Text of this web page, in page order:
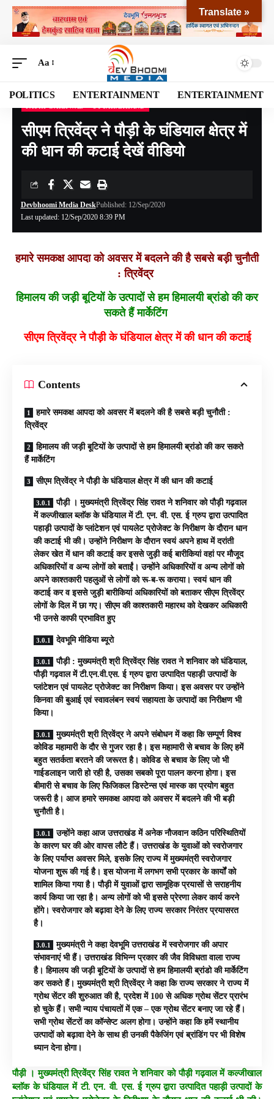
Aa
POLITICS ENTERTAINMENT ENTERTAINMENT
Devbhoomi Media>Blog>NATIONAL>UTTARAKHAND> PAURI GARHWAL
सीएम त्रिवेंद्र ने पौड़ी के घंडियाल क्षेत्र में
की धान की कटाई देखें वीडियो
Last updated: 12/Sep/2020 8:39 PM
Devbhoomi Media DeskPublished: 12/Sep/2020
हमारे समकक्ष आपदा को अवसर में बदलने की है सबसे बड़ी चुनौती
: त्रिवेंद्र
हिमालय की जड़ी बूटियों के उत्पादों से हम हिमालयी ब्रांडो की कर
सकते हैं मार्केटिंग
सीएम त्रिवेंद्र ने पौड़ी के घंडियाल क्षेत्र में की धान की कटाई
Contents
हमारे समकक्ष आपदा को अवसर में बदलने की है सबसे बड़ी चुनौती :
त्रिवेंद्र
हिमालय की जड़ी बूटियों के उत्पादों से हम हिमालयी ब्रांडो की कर सकते
हैं मार्केटिंग
सीएम त्रिवेंद्र ने पौड़ी के घंडियाल क्षेत्र में की धान की कटाई
पौड़ी । मुख्यमंत्री त्रिवेंद्र सिंह रावत ने शनिवार को पौड़ी गढ़वाल
में कल्जीखाल ब्लाॅक के घंडियाल में टी. एन. वी. एस. ई ग्रुप द्वारा उत्पादित
पहाड़ी उत्पादों के प्लांटेशन एवं पायलेट प्रोजेक्ट के निरीक्षण के दौरान धान
की कटाई भी की। उन्होंने निरीक्षण के दौरान स्वयं अपने हाथ में दरांती
लेकर खेत में धान की कटाई कर इससे जुड़ी कई बारीकियां वहां पर मौजूद
अधिकारियों व अन्य लोगों को बताईं। उन्होंने अधिकारियों व अन्य लोगों को
अपने काश्तकारी पहलुओं से लोगों को रू-ब-रू कराया। स्वयं धान की
कटाई कर व इससे जुड़ी बारीकियां अधिकारियों को बताकर सीएम त्रिवेंद्र
लोगों के दिल में छा गए। सीएम की काश्तकारी महारथ को देखकर अधिकारी
भी उनसे काफी प्रभावित हुए
देवभूमि मीडिया ब्यूरो
पौड़ी : मुख्यमंत्री श्री त्रिवेंद्र सिंह रावत ने शनिवार को घंडियाल,
पौड़ी गढ़वाल में टी.एन.वी.एस. ई ग्रुप द्वारा उत्पादित पहाड़ी उत्पादों के
प्लांटेशन एवं पायलेट प्रोजेक्ट का निरीक्षण किया। इस अवसर पर उन्होंने
किनवा की बुआई एवं स्वावलंबन स्वयं सहायता के उत्पादों का निरीक्षण भी
किया।
मुख्यमंंत्री श्री त्रिवेंद्र ने अपने संबोधन में कहा कि सम्पूर्ण विश्व
कोविड महामारी के दौर से गुजर रहा है। इस महामारी से बचाव के लिए हमें
बहुत सतर्कता बरतने की जरूरत है। कोविड से बचाव के लिए जो भी
गाईडलाइन जारी हो रही है, उसका सबको पूरा पालन करना होगा। इस
बीमारी से बचाव के लिए फिजिकल डिस्टेन्स एवं मास्क का प्रयोग बहुत
जरूरी है। आज हमारे समकक्ष आपदा को अवसर में बदलने की भी बड़ी
चुनौती है।
उन्होंने कहा आज उत्तराखंड में अनेक नौजवान कठिन परिस्थितियों
के कारण घर की ओर वापस लौटे हैं। उत्तराखंड के युवाओं को स्वरोजगार
के लिए पर्याप्त अवसर मिले, इसके लिए राज्य में मुख्यमंत्री स्वरोजगार
योजना शुरू की गई है। इस योजना में लगभग सभी प्रकार के कार्यों को
शामिल किया गया है। पौड़ी में युवाओं द्वारा सामूहिक प्रयासों से सराहनीय
कार्य किया जा रहा है। अन्य लोगों को भी इससे प्रेरणा लेकर कार्य करने
होंगे। स्वरोजगार को बढ़ावा देने के लिए राज्य सरकार निरंतर प्रयासरत
है।
मुख्यमंत्री ने कहा देवभूमि उत्तराखंड में स्वरोजगार की अपार
संभावनाएं भी हैं। उत्तराखंड विभिन्न प्रकार की जैव विविधता वाला राज्य
है। हिमालय की जड़ी बूटियों के उत्पादों से हम हिमालयी ब्रांडो की मार्केटिंग
कर सकते हैं। मुख्यमंत्री श्री त्रिवेंद्र ने कहा कि राज्य सरकार ने राज्य में
ग्रोथ सेंटर की शुरुआत की है, प्रदेश में 100 से अधिक ग्रोथ सेंटर प्रारंभ
हो चुके हैं। सभी न्याय पंचायतों में एक – एक ग्रोथ सेंटर बनाए जा रहे हैं।
सभी ग्रोथ सेंटरों का कॉन्सेप्ट अलग होगा। उन्होंने कहा कि हमें स्थानीय
उत्पादों को बढ़ावा देने के साथ ही उनकी पैकेजिंग एवं ब्रांडिंग पर भी विशेष
ध्यान देना होगा।
पौड़ी । मुख्यमंत्री त्रिवेंद्र सिंह रावत ने शनिवार को पौड़ी गढ़वाल में कल्जीखाल
ब्लाॅक के घंडियाल में टी. एन. वी. एस. ई ग्रुप द्वारा उत्पादित पहाड़ी उत्पादों के
Translate »